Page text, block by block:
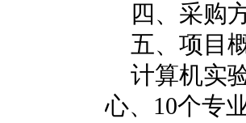
四、采购
五、项目
计算机实
心、 10个专